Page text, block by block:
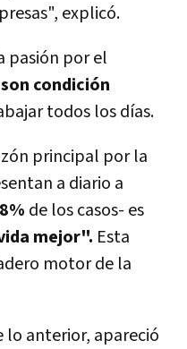
explicó.
pasión por el
condición
todos los dí­as.
principal por la
a diario a
de los casos- es
mejor". Esta
motor de la
lo anterior, apareció